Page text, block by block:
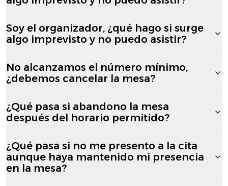
Soy el organizador, ¿qué hago si surge
algo imprevisto y no puedo asistir?
No alcanzamos el número mínimo,
¿debemos cancelar la mesa?
¿Qué pasa si abandono la mesa
después del horario permitido?
¿Qué pasa si no me presento a la cita
aunque haya mantenido mi presencia
en la mesa?